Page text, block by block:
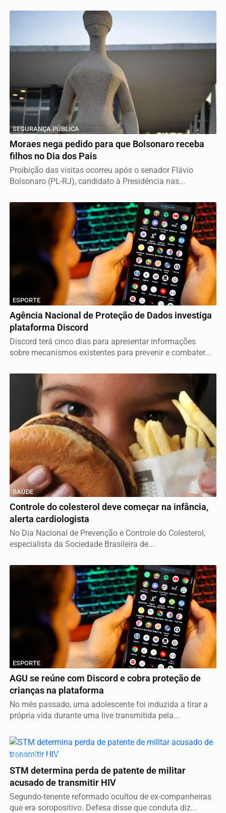
SEGURANÇA PÚBLICA
Moraes nega pedido para que Bolsonaro receba
filhos no Dia dos Pais
Proibição das visitas ocorreu após o senador Flávio
Bolsonaro (PL-RJ), candidato à Presidência nas...
ESPORTE
Agência Nacional de Proteção de Dados investiga
plataforma Discord
Discord terá cinco dias para apresentar informações
sobre mecanismos existentes para prevenir e combater...
SAÚDE
Controle do colesterol deve começar na infância,
alerta cardiologista
No Dia Nacional de Prevenção e Controle do Colesterol,
especialista da Sociedade Brasileira de...
ESPORTE
AGU se reúne com Discord e cobra proteção de
crianças na plataforma
No mês passado, uma adolescente foi induzida a tirar a
própria vida durante uma live transmitida pela...
SEGURANÇA PÚBLICA
STM determina perda de patente de militar
acusado de transmitir HIV
Segundo-tenente reformado ocultou de ex-companheiras
que era soropositivo. Defesa disse que conduta diz...